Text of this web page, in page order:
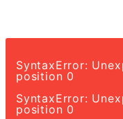
SyntaxError:
position 0
SyntaxError:
position 0